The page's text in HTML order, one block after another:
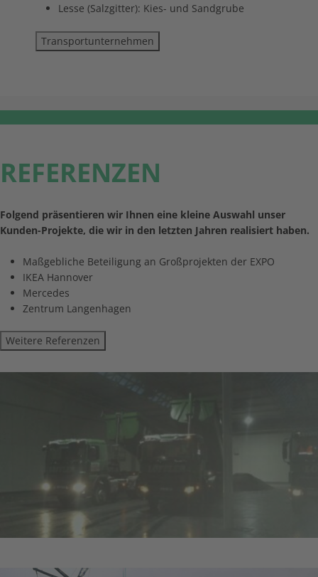
Lesse (Salzgitter): Kies- und Sandgrube
Transportunternehmen
REFERENZEN
Folgend präsentieren wir Ihnen eine kleine Auswahl unser
Kunden-Projekte, die wir in den letzten Jahren realisiert haben.
Maßgebliche Beteiligung an Großprojekten der EXPO
IKEA Hannover
Mercedes
Zentrum Langenhagen
Weitere Referenzen